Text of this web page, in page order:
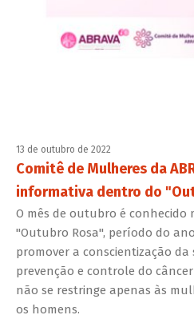
13 de outubro de 2022
Comitê de Mulheres da
informativa dentro do
O mês de outubro é conhecido
"Outubro Rosa", período do
promover a conscientização da
prevenção e controle do
não se restringe apenas às
os homens.